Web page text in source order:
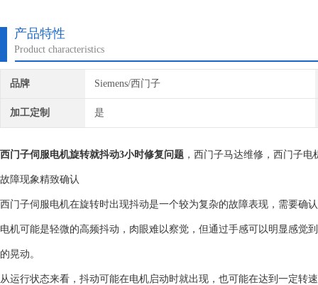
产品特性
Product characteristics
品牌 Siemens/西门子
加工定制 是
西门子伺服电机旋转就抖动3小时修复问题 ，西门子马达维修，西门子电
故障现象精致确认
西门子伺服电机在旋转时出现抖动是一个较为复杂的故障表现，需要确
电机可能是轻微的高频抖动，肉眼难以察觉，但通过手感可以明显感觉
的晃动。
从运行状态来看，抖动可能在电机启动时就出现，也可能在达到一定转